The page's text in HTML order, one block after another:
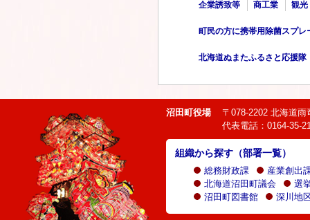
企業誘致等 商工業 観光
町民の方に携帯用除菌スプレ
北海道ぬまたふるさと応援隊
沼田町役場
〒078-2202 北海道
代表電話：0164-35-
組織から探す（部署一覧）
総務財政課
産業創出
北海道沼田町議会
選
沼田町図書館
深川地